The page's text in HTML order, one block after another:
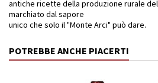
antiche ricette della produzione rurale
marchiato dal sapore
unico che solo il "Monte Arci" può dare.
POTREBBE ANCHE PIACERTI